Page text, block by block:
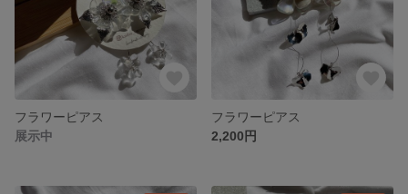
フラワーピアス
展示中
フラワーピアス
2,200円